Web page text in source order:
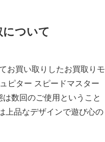
について
お買い取りしたお買取りモ
ピター スピードマスター
数回のご使用ということ
上品なデザインで遊び心の